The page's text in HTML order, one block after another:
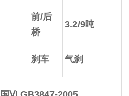
前/后
桥
3.2/9吨
刹车 气刹